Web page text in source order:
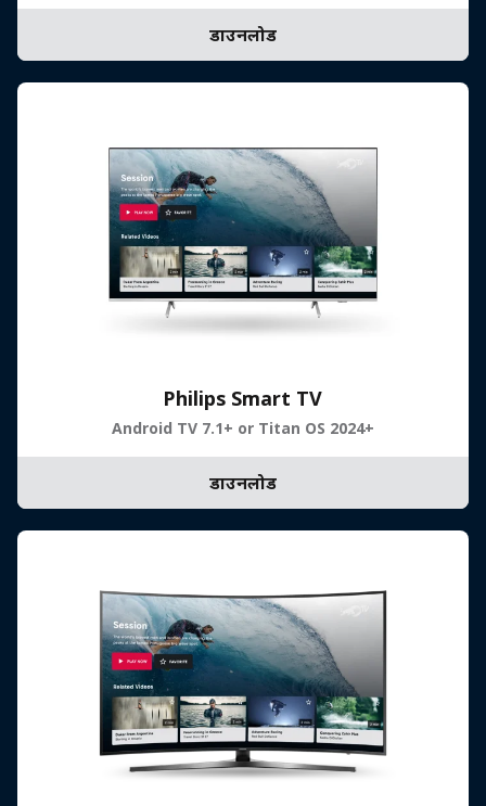
डाउनलोड
Philips Smart TV
Android TV 7.1+ or Titan OS 2024+
डाउनलोड